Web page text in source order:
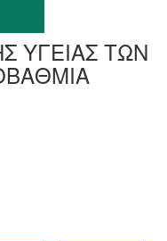
ΥΓΕΙΑΣ ΤΩΝ